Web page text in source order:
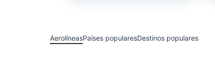
AerolíneasPaíses popularesDestinos populares